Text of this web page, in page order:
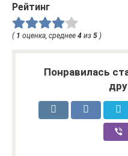
Рейтинг
( 1 оценка, среднее 4 из 5 )
Понравилась